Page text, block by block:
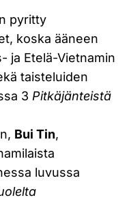
pyritty
koska ääneen
ja Etelä-Vietnamin
taisteluiden
3 Pitkäjänteistä
Bui Tin,
luvussa